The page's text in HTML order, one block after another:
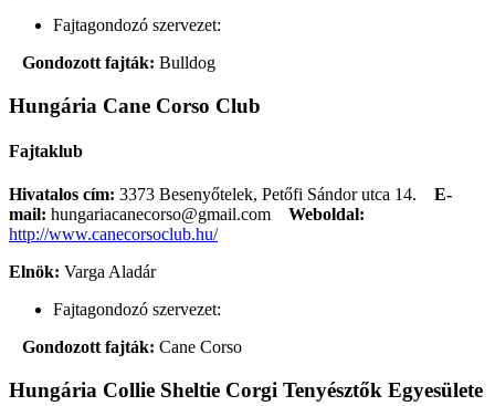
Fajtagondozó szervezet:
Gondozott fajták: Bulldog
Hungária Cane Corso Club
Fajtaklub
Hivatalos cím: 3373 Besenyőtelek, Petőfi Sándor utca 14. E-
mail: hungariacanecorso@gmail.com
Weboldal:
http://www.canecorsoclub.hu/
Elnök: Varga Aladár
Fajtagondozó szervezet:
Gondozott fajták: Cane Corso
Hungária Collie Sheltie Corgi Tenyésztők Egyesülete